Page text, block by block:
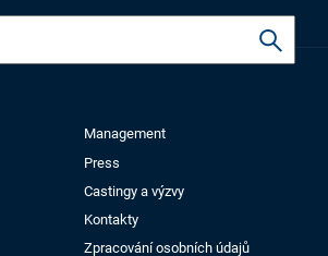
Management
Press
Castingy a výzvy
Kontakty
Zpracování osobních údajů